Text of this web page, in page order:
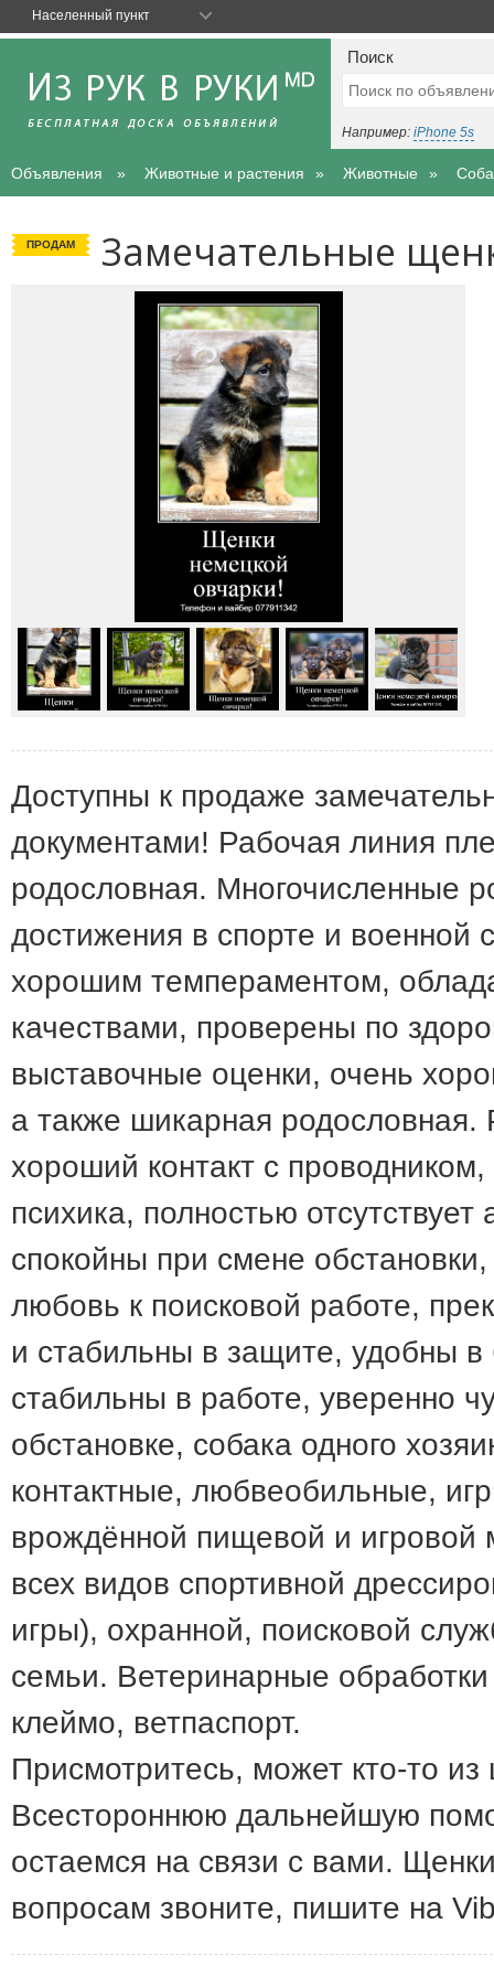
Поиск
Например: iPhone 5s
Объявления Животные и растения Животные
ПРОДАМ Замечательные
Доступны к продаже
документами! Рабочая линия
родословная. Многочисленные
достижения в спорте и военной
хорошим темпераментом,
качествами, проверены по
выставочные оценки, очень
а также шикарная
хороший контакт с
психика, полностью
спокойны при смене
любовь к поисковой работе,
и стабильны в защите, удобны в
стабильны в работе, уверенно
обстановке, собака одного
контактные, любвеобильные,
врождённой пищевой и игровой
всех видов спортивной
игры), охранной, поисковой
семьи. Ветеринарные
клеймо, ветпаспорт.
Присмотритесь, может кто-то
Всестороннюю дальнейшую
остаемся на связи с вами.
вопросам звоните, пишите на
Населенный пункт